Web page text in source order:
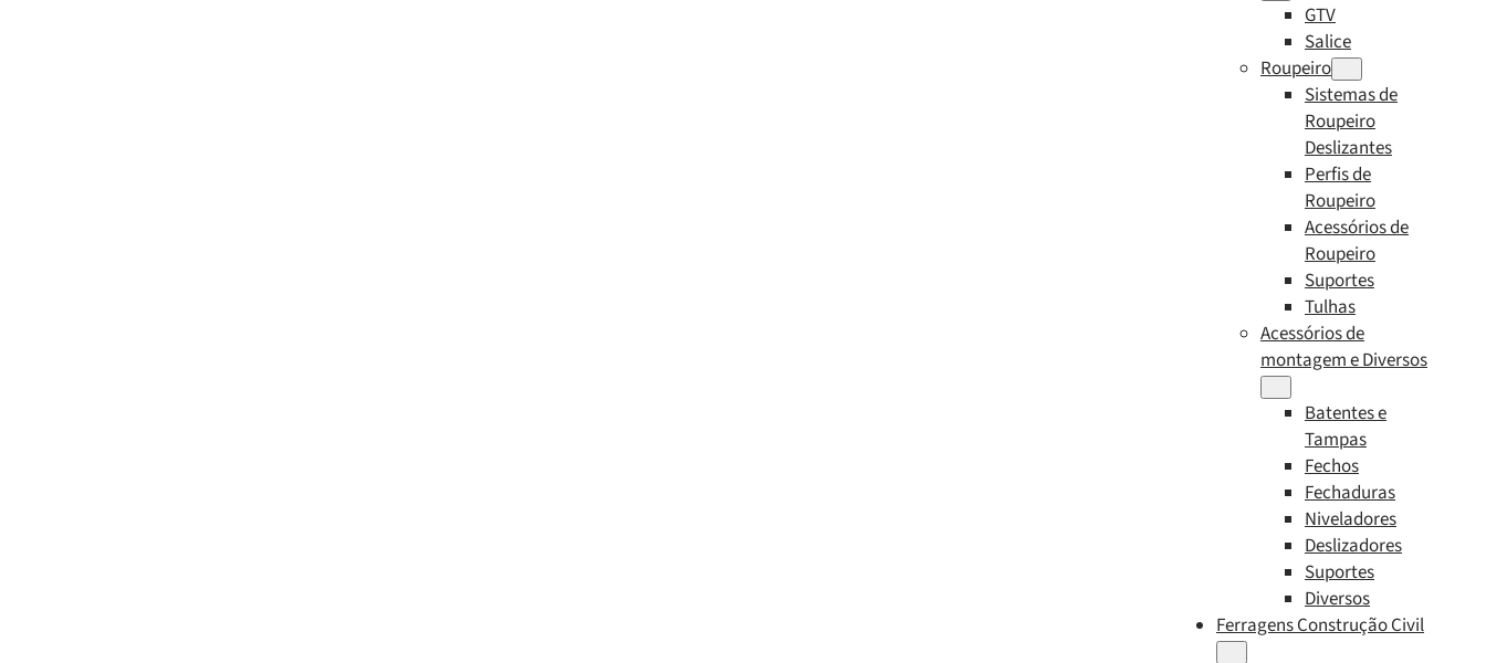
GTV
Salice
Roupeiro
Sistemas de
Roupeiro
Deslizantes
Perfis de
Roupeiro
Acessórios de
Roupeiro
Suportes
Tulhas
Acessórios de
montagem e Diversos
Batentes e
Tampas
Fechos
Fechaduras
Niveladores
Deslizadores
Suportes
Diversos
Ferragens Construção Civil